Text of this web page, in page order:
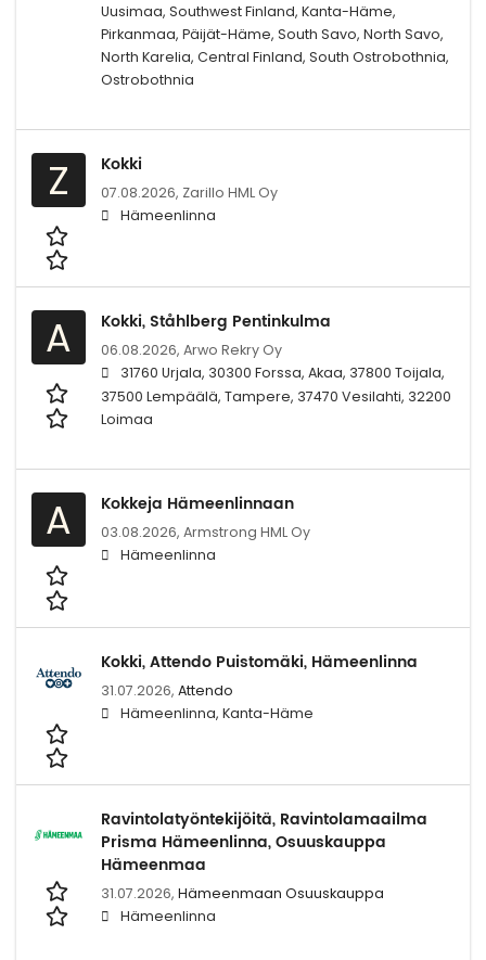
Uusimaa, Southwest Finland, Kanta-Häme,
Pirkanmaa, Päijät-Häme, South Savo, North Savo,
North Karelia, Central Finland, South Ostrobothnia,
Ostrobothnia
Z Kokki
07.08.2026, Zarillo HML Oy
Hämeenlinna
A Kokki, Ståhlberg Pentinkulma
06.08.2026, Arwo Rekry Oy
31760 Urjala, 30300 Forssa, Akaa, 37800 Toijala,
37500 Lempäälä, Tampere, 37470 Vesilahti, 32200
Loimaa
A Kokkeja Hämeenlinnaan
03.08.2026, Armstrong HML Oy
Hämeenlinna
Kokki, Attendo Puistomäki, Hämeenlinna
31.07.2026, Attendo
Hämeenlinna, Kanta-Häme
Ravintolatyöntekijöitä, Ravintolamaailma
Prisma Hämeenlinna, Osuuskauppa
Hämeenmaa
31.07.2026, Hämeenmaan Osuuskauppa
Hämeenlinna